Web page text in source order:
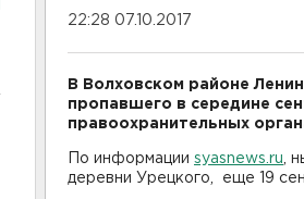
22:28 07.10.2017
В Волховском районе
пропавшего в середине
правоохранительных
По информации syasnews.ru ,
деревни Урецкого, еще 19